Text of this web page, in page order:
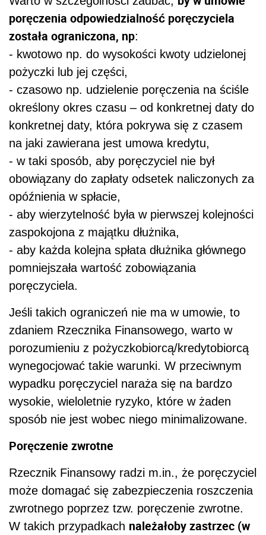
poręczenia odpowiedzialność poręczyciela
została ograniczona, np:
- kwotowo np. do wysokości kwoty udzielonej
pożyczki lub jej części,
- czasowo np. udzielenie poręczenia na ściśle
określony okres czasu – od konkretnej daty do
konkretnej daty, która pokrywa się z czasem
na jaki zawierana jest umowa kredytu,
- w taki sposób, aby poręczyciel nie był
obowiązany do zapłaty odsetek naliczonych za
opóźnienia w spłacie,
- aby wierzytelność była w pierwszej kolejności
zaspokojona z majątku dłużnika,
- aby każda kolejna spłata dłużnika głównego
pomniejszała wartość zobowiązania
poręczyciela.
Jeśli takich ograniczeń nie ma w umowie, to
zdaniem Rzecznika Finansowego, warto w
porozumieniu z pożyczkobiorcą/kredytobiorcą
wynegocjować takie warunki. W przeciwnym
wypadku poręczyciel naraża się na bardzo
wysokie, wieloletnie ryzyko, które w żaden
sposób nie jest wobec niego minimalizowane.
Poręczenie zwrotne
Rzecznik Finansowy radzi m.in., że poręczyciel
może domagać się zabezpieczenia roszczenia
zwrotnego poprzez tzw. poręczenie zwrotne.
W takich przypadkach należałoby zastrzec (w